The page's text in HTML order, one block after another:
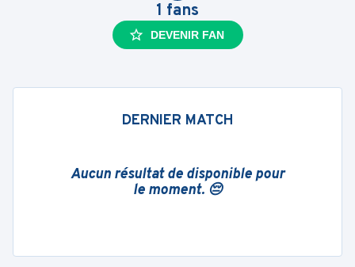
1 fans
DEVENIR FAN
DERNIER MATCH
Aucun résultat de disponible pour
le moment. 😔